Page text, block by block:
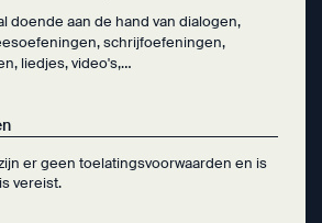
doende aan de hand van dialogen,
schrijfoefeningen,
liedjes, video's,…
er geen toelatingsvoorwaarden en is
vereist.